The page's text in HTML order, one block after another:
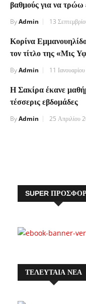
βαθμούς για να τρώω
ByAdmin 13
Κορίνα
τον τίτλο της «Μις
ByAdmin 11
Η Σακίρα έκανε
τέσσερις εβδομάδες
ByAdmin 25 Απριλίου
SUPER
ΤΕΛΕΥΤΑΙΑ ΝΕΑ